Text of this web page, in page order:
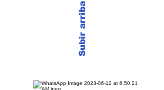
Subir arriba